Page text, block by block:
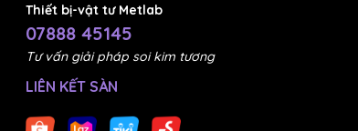
Thiết bị-vật tư Metlab
07888 45145
Tư vấn giải pháp soi kim tương
LIÊN KẾT SÀN